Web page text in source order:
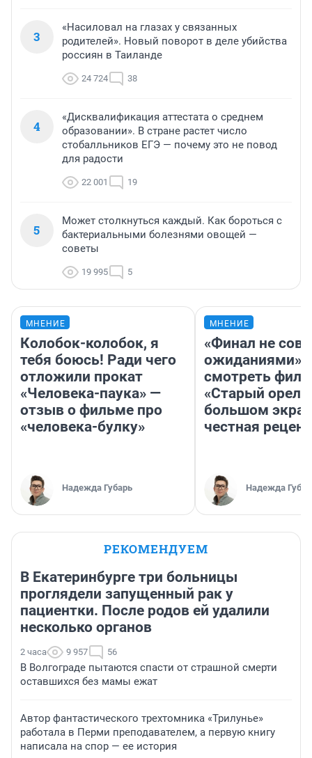
3
«Насиловал на глазах у связанных
родителей». Новый поворот в деле убийства
россиян в Таиланде
24 724 38
4
«Дисквалификация аттестата о среднем
образовании». В стране растет число
стобалльников ЕГЭ — почему это не повод
для радости
22 001 19
5
Может столкнуться каждый. Как бороться с
бактериальными болезнями овощей —
советы
19 995 5
МНЕНИЕ
Колобок-колобок, я
тебя боюсь! Ради чего
отложили прокат
«Человека-паука» —
отзыв о фильме про
«человека-булку»
Надежда Губарь
МНЕНИЕ
«Финал не
ожиданиями»:
смотреть
«Старый орел»
большом
честная
Надежда
РЕКОМЕНДУЕМ
В Екатеринбурге три больницы
проглядели запущенный рак у
пациентки. После родов ей удалили
несколько органов
2 часа 9 957 56
В Волгограде пытаются спасти от страшной смерти
оставшихся без мамы ежат
Автор фантастического трехтомника «Трилунье»
работала в Перми преподавателем, а первую книгу
написала на спор — ее история